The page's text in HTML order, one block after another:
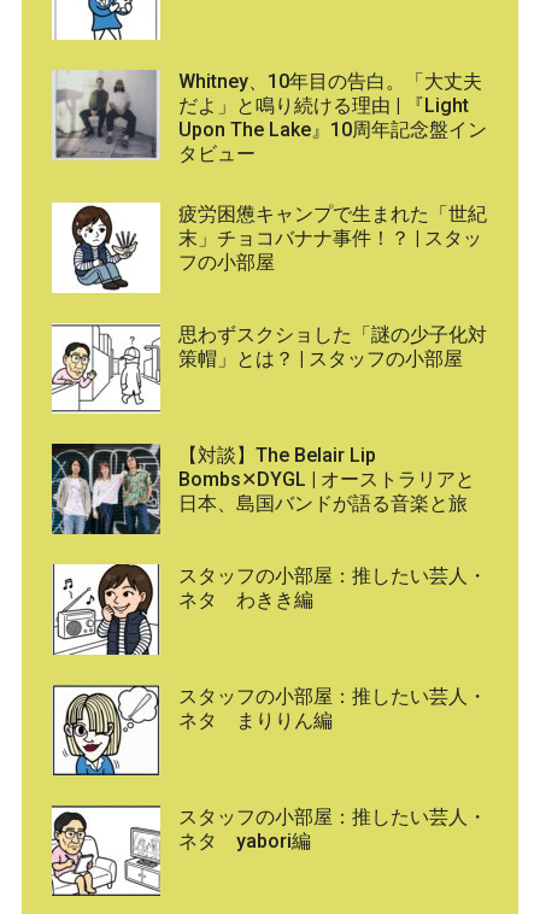
Whitney、10年目の告白。「大丈夫
だよ」と鳴り続ける理由 | 『Light
Upon The Lake』10周年記念盤イン
タビュー
疲労困憊キャンプで生まれた「世紀
末」チョコバナナ事件！？ | スタッ
フの小部屋
思わずスクショした「謎の少子化対
策帽」とは？ | スタッフの小部屋
【対談】The Belair Lip
Bombs✕DYGL | オーストラリアと
日本、島国バンドが語る音楽と旅
スタッフの小部屋：推したい芸人・
ネタ わきき編
スタッフの小部屋：推したい芸人・
ネタ まりりん編
スタッフの小部屋：推したい芸人・
ネタ yabori編